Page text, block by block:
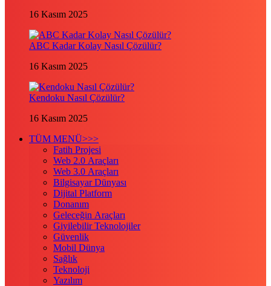
16 Kasım 2025
ABC Kadar Kolay Nasıl Çözülür?
16 Kasım 2025
Kendoku Nasıl Çözülür?
16 Kasım 2025
TÜM MENÜ>>>
Fatih Projesi
Web 2.0 Araçları
Web 3.0 Araçları
Bilgisayar Dünyası
Dijital Platform
Donanım
Geleceğin Araçları
Giyilebilir Teknolojiler
Güvenlik
Mobil Dünya
Sağlık
Teknoloji
Yazılım